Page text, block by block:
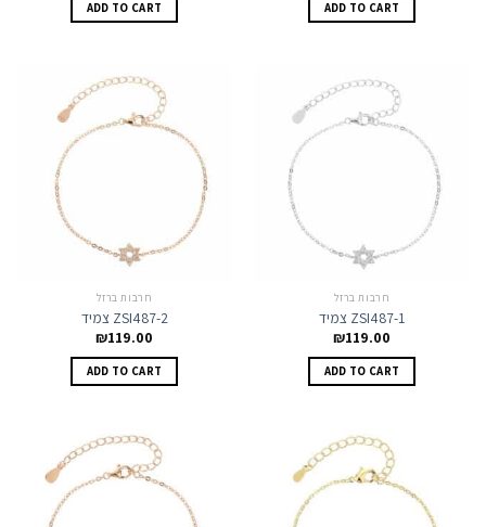
ADD TO CART ADD TO CART
חרבות ברזל
צמיד ZSI487-2
₪119.00
ADD TO CART
חרבות ברזל
צמיד ZSI487-1
₪119.00
ADD TO CART